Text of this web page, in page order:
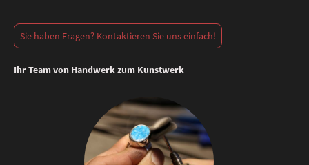
Sie haben Fragen? Kontaktieren Sie uns einfach!
Ihr Team von Handwerk zum Kunstwerk